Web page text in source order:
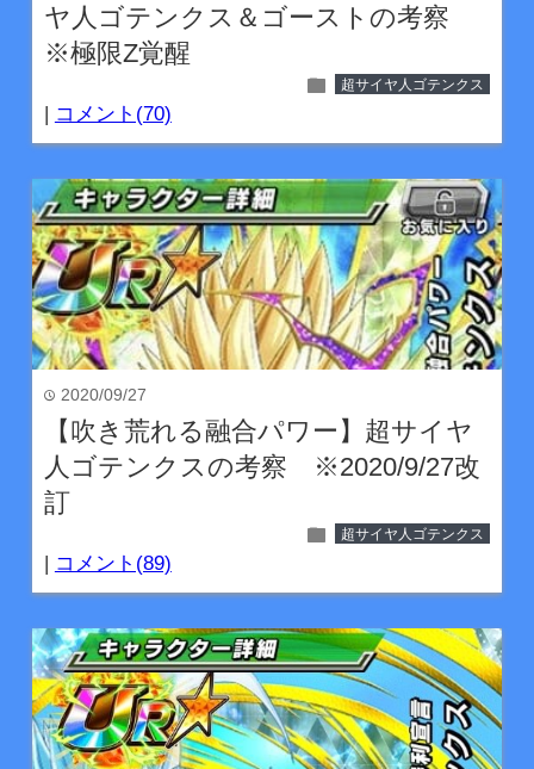
ヤ人ゴテンクス＆ゴーストの考察
※極限Z覚醒
folder 超サイヤ人ゴテンクス
| コメント(70)
time 2020/09/27
【吹き荒れる融合パワー】超サイヤ
人ゴテンクスの考察 ※2020/9/27改
訂
folder 超サイヤ人ゴテンクス
| コメント(89)